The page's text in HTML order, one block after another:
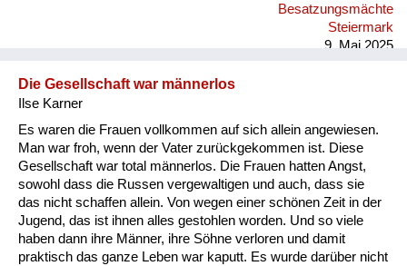
Besatzungsmächte
Steiermark
9. Mai 2025
Die Gesellschaft war männerlos
Ilse Karner
Es waren die Frauen vollkommen auf sich allein angewiesen.
Man war froh, wenn der Vater zurückgekommen ist. Diese
Gesellschaft war total männerlos. Die Frauen hatten Angst,
sowohl dass die Russen vergewaltigen und auch, dass sie
das nicht schaffen allein. Von wegen einer schönen Zeit in der
Jugend, das ist ihnen alles gestohlen worden. Und so viele
haben dann ihre Männer, ihre Söhne verloren und damit
praktisch das ganze Leben war kaputt. Es wurde darüber nicht